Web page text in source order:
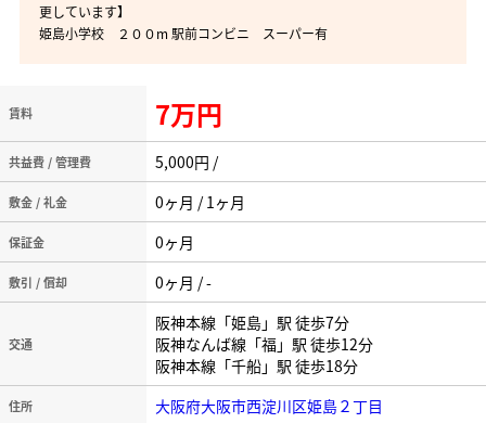
更しています】
姫島小学校 ２００m 駅前コンビニ スーパー有
賃料 7万円
共益費 / 管理費 5,000円 /
敷金 / 礼金 0ヶ月 / 1ヶ月
保証金 0ヶ月
敷引 / 償却 0ヶ月 / -
交通
阪神本線「姫島」駅 徒歩7分
阪神なんば線「福」駅 徒歩12分
阪神本線「千船」駅 徒歩18分
住所 大阪府大阪市西淀川区姫島２丁目